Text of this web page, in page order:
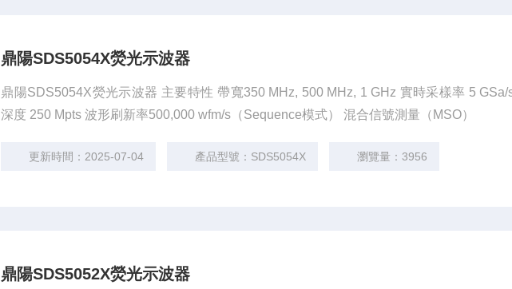
鼎陽SDS5054X熒光示波器
鼎陽SDS5054X熒光示波器 主要特性 帶寬350 MHz, 500 MHz, 1 GHz 實時采樣率 5 GSa/
深度 250 Mpts 波形刷新率500,000 wfm/s（Sequence模式） 混合信號測量（MSO）
更新時間：2025-07-04 產品型號：SDS5054X 瀏覽量：3956
鼎陽SDS5052X熒光示波器